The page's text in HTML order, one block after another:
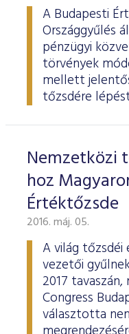
A Budapesti
Országgyűlés
pénzügyi
törvények
mellett
tőzsdére
Nemzetközi
hoz
Értéktőzsde
2016. máj. 05.
A világ tőzsdéi
vezetői
2017
Congress
választotta